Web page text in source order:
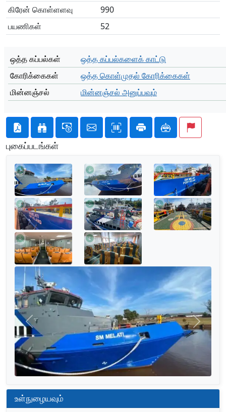
கிரேன் கொள்ளளவு
990
பயணிகள்
52
ஒத்த கப்பல்கள்
ஒத்த கப்பல்களைக் காட்டு
கோரிக்கைகள்
ஒத்த கொள்முதல் கோரிக்கைகள்
மின்னஞ்சல்
மின்னஞ்சல் அனுப்பவும்
புகைப்படங்கள்
முந்தையது
உள்நுழையவும்